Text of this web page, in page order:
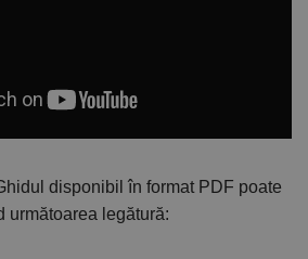
disponibil în format PDF poate
următoarea legătură: